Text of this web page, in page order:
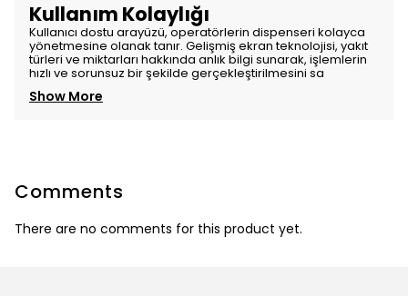
Kullanım Kolaylığı
Kullanıcı dostu arayüzü, operatörlerin dispenseri kolayca
yönetmesine olanak tanır. Gelişmiş ekran teknolojisi, yakıt
türleri ve miktarları hakkında anlık bilgi sunarak, işlemlerin
hızlı ve sorunsuz bir şekilde gerçekleştirilmesini sa
Show More
Comments
There are no comments for this product yet.